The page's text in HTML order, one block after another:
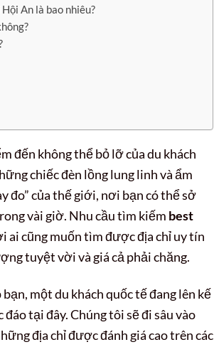
An là bao nhiêu?
đến không thể bỏ lỡ của du khách
chiếc đèn lồng lung linh và ẩm
đo” của thế giới, nơi bạn có thể sở
vài giờ. Nhu cầu tìm kiếm best
ai cũng muốn tìm được địa chỉ uy tín
tuyệt vời và giá cả phải chăng.
một du khách quốc tế đang lên kế
tại đây. Chúng tôi sẽ đi sâu vào
địa chỉ được đánh giá cao trên các